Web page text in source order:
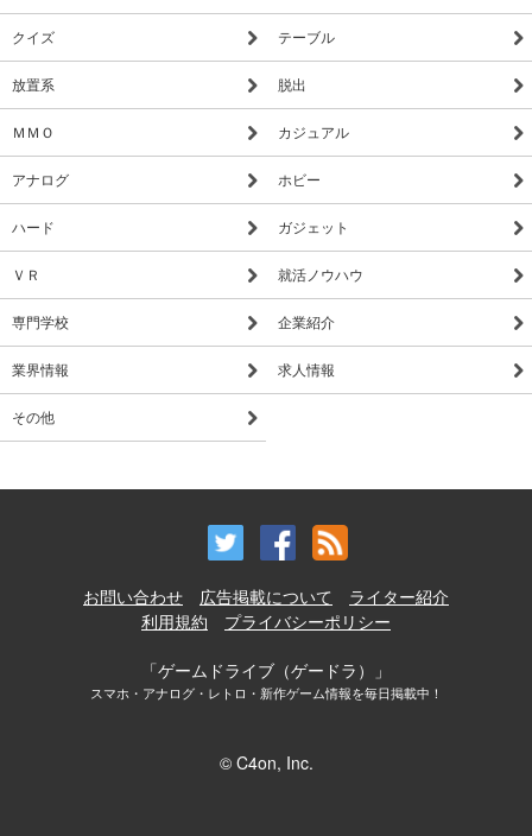
クイズ テーブル
放置系 脱出
ＭＭＯ カジュアル
アナログ ホビー
ハード ガジェット
ＶＲ 就活ノウハウ
専門学校 企業紹介
業界情報 求人情報
その他
お問い合わせ 広告掲載について
ライター紹介
利用規約
プライバシーポリシー
「ゲームドライブ（ゲードラ）」
スマホ・アナログ・レトロ・新作ゲーム情報を毎日掲載中！
© C4on, Inc.